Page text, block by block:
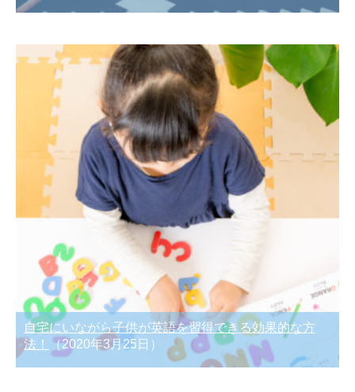
自宅にいながら子供が英語を習得できる効果的な方
法！
（2020年3月25日）